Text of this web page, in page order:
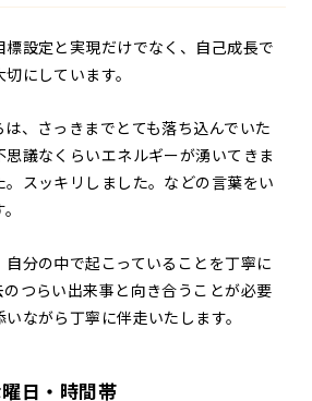
標設定と実現だけでなく、自己成長で
にしています。
、さっきまでとても落ち込んでいた
議なくらいエネルギーが湧いてきま
。スッキリしました。などの言葉をい
分の中で起こっていることを丁寧に
つらい出来事と向き合うことが必要
ながら丁寧に伴走いたします。
日・時間帯